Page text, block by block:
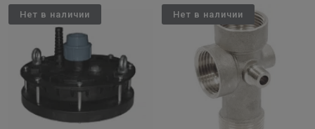
Нет в наличии Нет в наличии